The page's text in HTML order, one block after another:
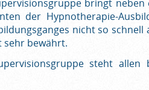
bringt
der Hypnotherapie-
nicht so
sehr bewährt.
steht